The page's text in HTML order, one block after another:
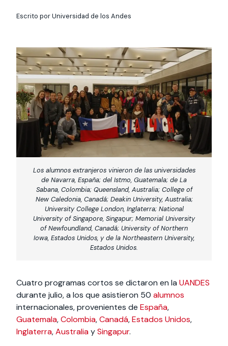
cursos
Te puede
interesar:
International
students
Facultades
sociedad
Te puede interesar:Filantropía y Donaciones
intercambio
Te puede
interesar:
Explora el campus
Uandes
Noticias
estudiantiles
Escrito por Universidad de los Andes
Los alumnos extranjeros vinieron de las universidades
de Navarra, España; del Istmo, Guatemala; de La
Sabana, Colombia; Queensland, Australia; College of
New Caledonia, Canadá; Deakin University, Australia;
University College London, Inglaterra; National
University of Singapore, Singapur; Memorial University
of Newfoundland, Canadá; University of Northern
Iowa, Estados Unidos, y de la Northeastern University,
Estados Unidos.
Cuatro programas cortos se dictaron en la UANDES
durante julio, a los que asistieron 50 alumnos
internacionales, provenientes de España,
Guatemala,Colombia,Canadá,Estados Unidos,
Inglaterra,AustraliaySingapur.